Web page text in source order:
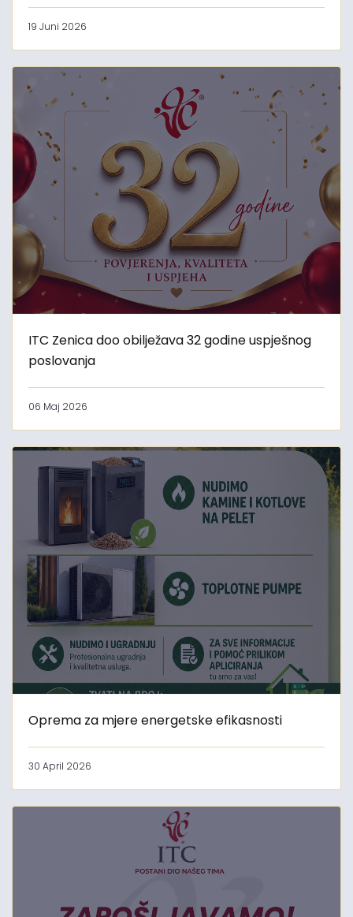
19 Juni 2026
ITC Zenica doo obilježava 32 godine uspješnog
poslovanja
06 Maj 2026
Oprema za mjere energetske efikasnosti
30 April 2026